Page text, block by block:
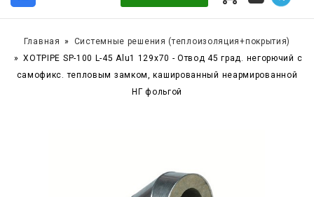
Главная
Системные решения (теплоизоляция+покрытия)
XOTPIPE SP-100 L-45 Alu1 129x70 - Отвод 45 град. негорючий c
самофикс. тепловым замком, кашированный неармированной
НГ фольгой